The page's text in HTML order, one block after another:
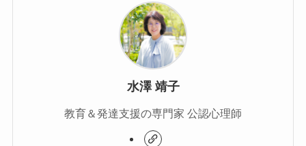
水澤 靖子
教育＆発達支援の専門家 公認心理師